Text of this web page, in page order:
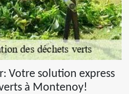
Votre solution express
à Montenoy!